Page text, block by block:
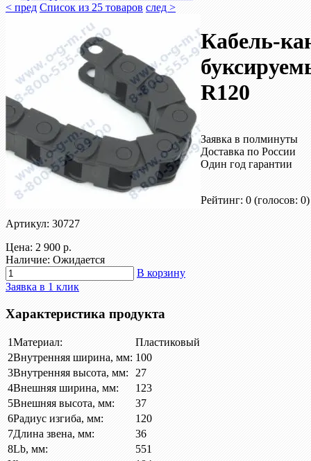
< пред Список из 25 товаров след >
Кабель-
R120
Заявка в полминуты
Доставка по России
Один год гарантии
Рейтинг: 0 (голосов: 0)
Артикул: 30727
Цена: 2 900 р.
Наличие: Ожидается
В корзину
Заявка в 1 клик
Характеристика продукта
1Материал:
Пластиковый
2Внутренняя ширина, мм: 100
3Внутренняя высота, мм:
27
4Внешняя ширина, мм:
123
5Внешняя высота, мм:
37
6Радиус изгиба, мм:
120
7Длина звена, мм:
36
8Lb, мм:
551